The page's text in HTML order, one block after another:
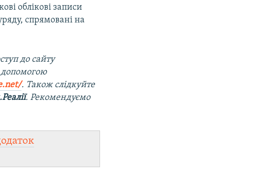
облікові записи
спрямовані на
до сайту
. Також слідкуйте
. Рекомендуємо